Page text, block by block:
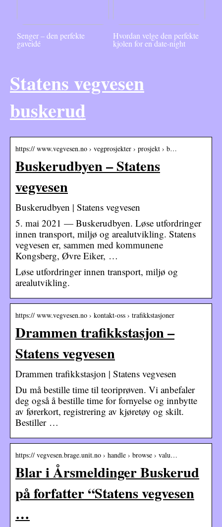
Senger – den perfekte
gaveidé
Hvordan velge den perfekte
kjolen for en date-night
Statens vegvesen
buskerud
https:// www.vegvesen.no › vegprosjekter › prosjekt › b…
Buskerudbyen – Statens
vegvesen
Buskerudbyen | Statens vegvesen
5. mai 2021 — Buskerudbyen. Løse utfordringer
innen transport, miljø og arealutvikling. Statens
vegvesen er, sammen med kommunene
Kongsberg, Øvre Eiker, …
Løse utfordringer innen transport, miljø og
arealutvikling.
https:// www.vegvesen.no › kontakt-oss › trafikkstasjoner
Drammen trafikkstasjon –
Statens vegvesen
Drammen trafikkstasjon | Statens vegvesen
Du må bestille time til teoriprøven. Vi anbefaler
deg også å bestille time for fornyelse og innbytte
av førerkort, registrering av kjøretøy og skilt.
Bestiller …
https:// vegvesen.brage.unit.no › handle › browse › valu…
Blar i Årsmeldinger Buskerud
på forfatter “Statens vegvesen
…